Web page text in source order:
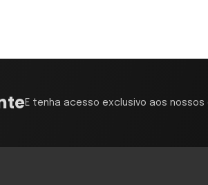
E tenha acesso exclusivo aos